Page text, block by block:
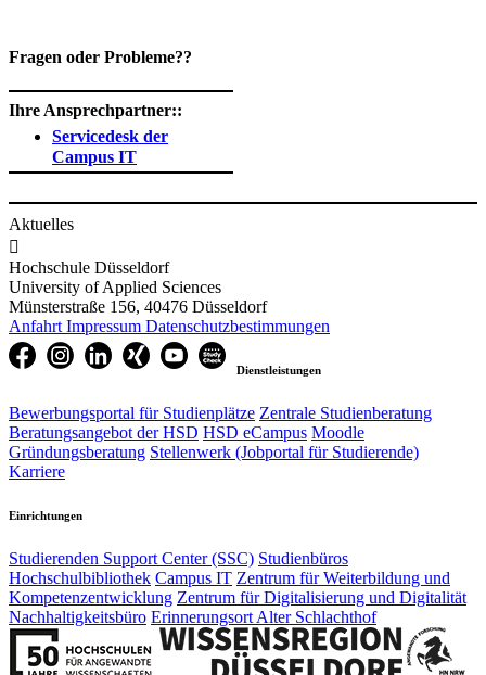
Fragen oder Probleme??
Ihre Ansprechpartner::
Servicedesk der
Campus IT​
Aktuelles

Hochschule Düsseldorf
University of Applied Sciences
Münsterstraße 156, 40476 Düsseldorf
Anfahrt Impressum Datenschutzbestimmungen
Dienstleistungen
Bewerbungsportal für Studienplätze Zentrale Studienberatung
Beratungsangebot der HSD HSD eCampus Moodle
Gründungsberatung Stellenwerk (Jobportal für Studierende)
Karriere
Einrichtungen
Studierenden Support Center (SSC) Studienbüros
Hochschulbibliothek Campus IT Zentrum für Weiterbildung und
Kompetenzentwicklung Zentrum für Digitalisierung und Digitalität
Nachhaltigkeitsbüro Erinnerungsort Alter Schlachthof